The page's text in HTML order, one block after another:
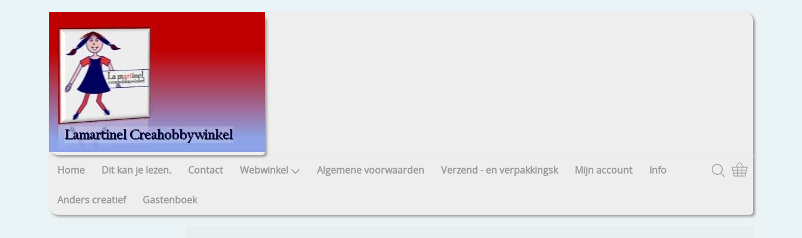
Home Dit kan je lezen. Contact Webwinkel Algemene voorwaarden Verzend - en verpakkingsk Mijn account Info
Anders creatief Gastenboek